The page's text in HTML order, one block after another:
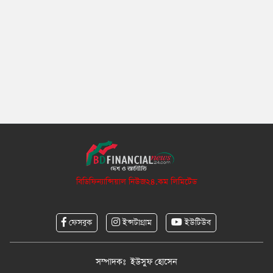
বিডিফিন্যান্সিয়াল নিউজ২৪.কম লিমিটেড
ফেসবুক ইন্সটাগ্রাম ইউটিউব
সম্পাদকঃ ইউসুফ হোসেন